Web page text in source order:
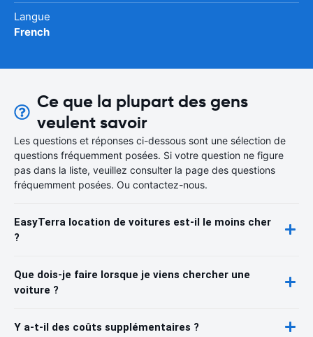
Langue
French
Ce que la plupart des gens
veulent savoir
Les questions et réponses ci-dessous sont une sélection de
questions fréquemment posées. Si votre question ne figure
pas dans la liste, veuillez consulter la page des questions
fréquemment posées. Ou contactez-nous.
EasyTerra location de voitures est-il le moins cher
?
Que dois-je faire lorsque je viens chercher une
voiture ?
Y a-t-il des coûts supplémentaires ?